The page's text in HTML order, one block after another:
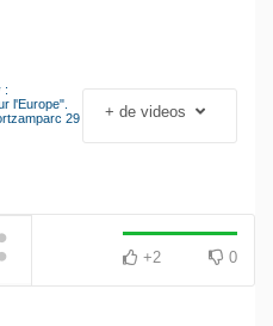
Le séisme industriel
Volkswagen
:
l'Europe".
29
+ de videos
+2 0